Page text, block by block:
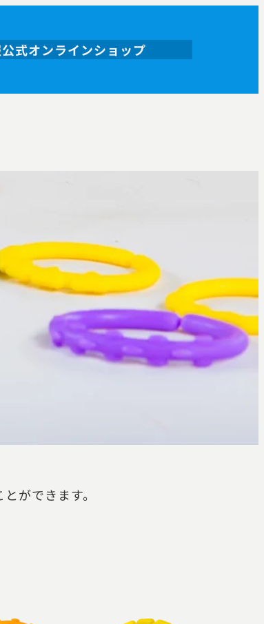
公式オンラインショップ
ができます。